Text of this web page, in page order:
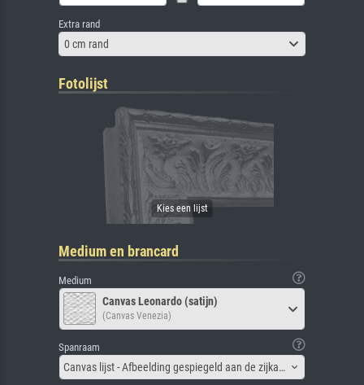
Extra rand
0 cm rand
Fotolijst
Medium en brancard
Medium
Canvas Leonardo (satijn)
(Canvas Venezia)
Spanraam
Canvas lijst - Afbeelding gespiegeld aan de zijkant